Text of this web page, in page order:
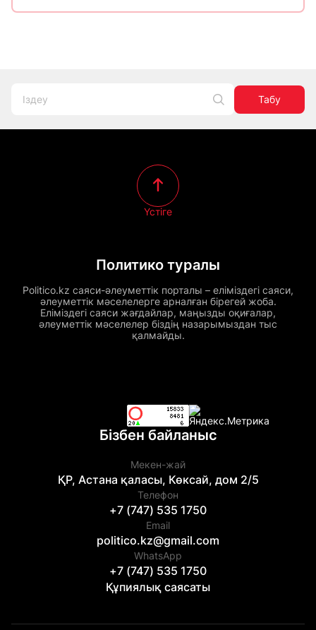
Табу
Политико туралы
Politico.kz саяси-әлеуметтік порталы – еліміздегі саяси,
әлеуметтік мәселелерге арналған бірегей жоба.
Еліміздегі саяси жағдайлар, маңызды оқиғалар,
әлеуметтік мәселелер біздің назарымыздан тыс
қалмайды.
Үстіге
Бізбен байланыс
Мекен-жай
ҚР, Астана қаласы, Көксай, дом 2/5
Телефон
+7 (747) 535 1750
Email
politico.kz@gmail.com
WhatsApp
+7 (747) 535 1750
Құпиялық саясаты